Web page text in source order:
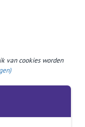
van cookies worden